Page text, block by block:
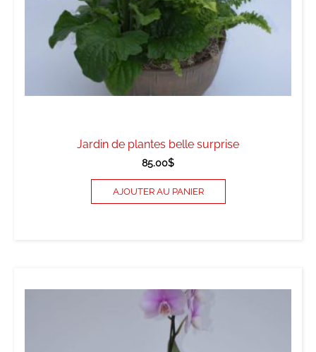
Jardin de plantes belle surprise
85.00$
AJOUTER AU PANIER